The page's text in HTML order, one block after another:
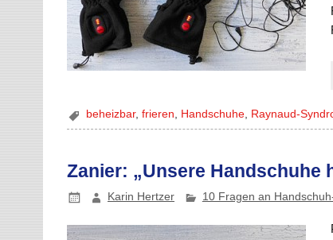
beheizbar,frieren, Handschuhe, Raynaud-
Zanier: „Unsere Handschuhe
Karin Hertzer 10 Fragen an